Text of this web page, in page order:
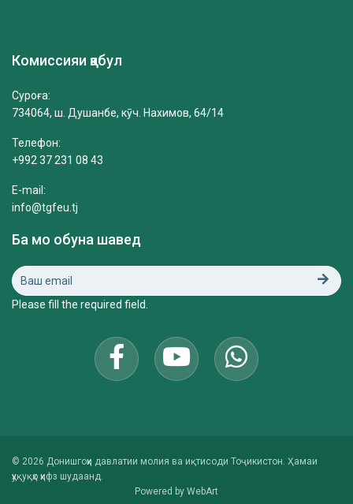
Комиссияи қабул
Суроға:
734064, ш. Душанбе, кӯч. Нахимов, 64/14
Телефон:
+992 37 231 08 43
E-mail:
info@tgfeu.tj
Ба мо обуна шавед
Please fill the required field.
© 2026 Донишгоҳи давлатии молия ва иқтисоди Тоҷикистон. Ҳамаи
ҳуқуқҳо ҳифз шудаанд.
Powered by WebArt